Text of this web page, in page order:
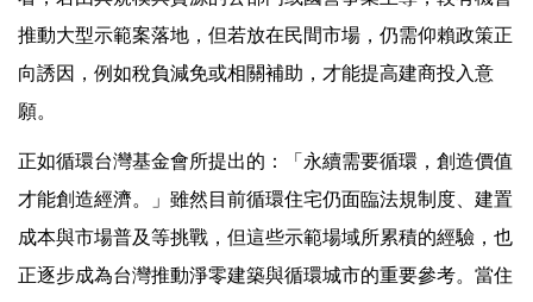
推動大型示範案落地，但若放在民間市場，仍需仰賴政策正
向誘因，例如稅負減免或相關補助，才能提高建商投入意
願。
正如循環台灣基金會所提出的：「永續需要循環，創造價值
才能創造經濟。」雖然目前循環住宅仍面臨法規制度、建置
成本與市場普及等挑戰，但這些示範場域所累積的經驗，也
正逐步成為台灣推動淨零建築與循環城市的重要參考。當住